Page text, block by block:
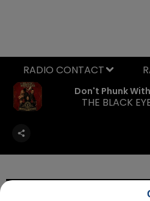
Don't Phunk
THE BLACK